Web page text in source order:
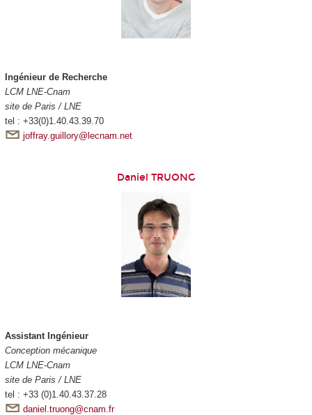
Ingénieur de Recherche
LCM LNE-Cnam
site de Paris / LNE
tel : +33(0)1.40.43.39.70
joffray.guillory@lecnam.net
Daniel TRUONG
Assistant Ingénieur
Conception mécanique
LCM LNE-Cnam
site de Paris / LNE
tel : +33 (0)1.40.43.37.28
daniel.truong@cnam.fr